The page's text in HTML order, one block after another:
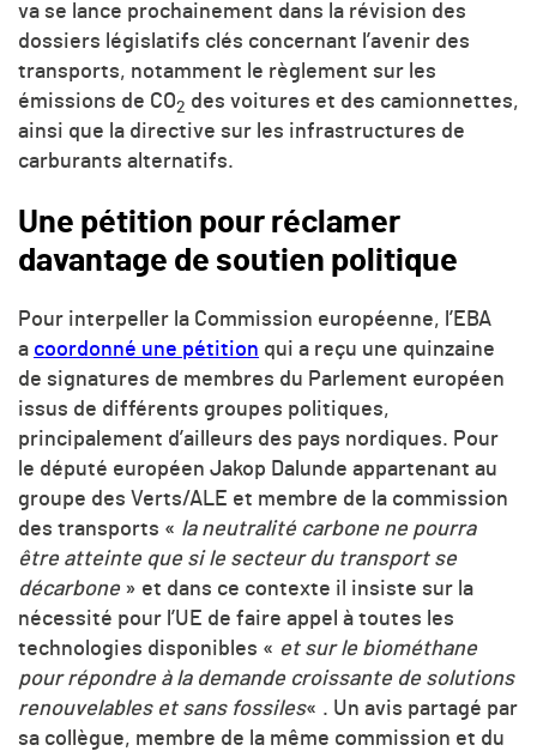
va se lance prochainement dans la révision des
dossiers législatifs clés concernant l’avenir des
transports, notamment le règlement sur les
émissions de CO2 des voitures et des camionnettes,
ainsi que la directive sur les infrastructures de
carburants alternatifs.
Une pétition pour réclamer
davantage de soutien politique
Pour interpeller la Commission européenne, l’EBA
a coordonné une pétition qui a reçu une quinzaine
de signatures de membres du Parlement européen
issus de différents groupes politiques,
principalement d’ailleurs des pays nordiques. Pour
le député européen Jakop Dalunde appartenant au
groupe des Verts/ALE et membre de la commission
des transports « la neutralité carbone ne pourra
être atteinte que si le secteur du transport se
décarbone » et dans ce contexte il insiste sur la
nécessité pour l’UE de faire appel à toutes les
technologies disponibles « et sur le biométhane
pour répondre à la demande croissante de solutions
renouvelables et sans fossiles« . Un avis partagé par
sa collègue, membre de la même commission et du